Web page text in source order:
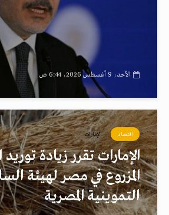
الأحد، 9 أغسطس 2026، 6:44 ص
اقتصاد الإمارات
الإمارات تقرر زيادة
المزروع في مصر لهيئة
التموينية المصرية